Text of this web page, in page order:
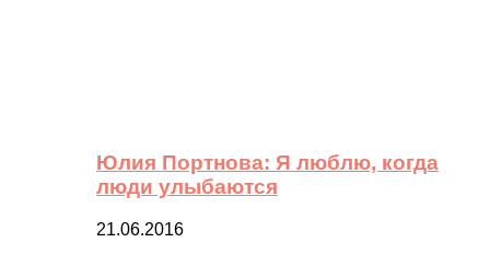
Юлия Портнова: Я люблю, когда
люди улыбаются
21.06.2016